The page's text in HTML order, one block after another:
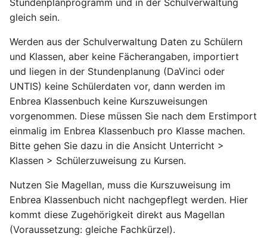
Schlüsselverzeichnisse
hinter Feldern
Tastaturkürzel
Personalisieren von
Zeugnisbemerkungen
Sorgeberechtigte und
Nebenschüler
Sortierung oder
Gruppierung
Berichte
Vor- und Nachname in
Berichten
Geblockte Veranstaltungen
aus DaVinci
Planwechsel in DaVinci
Berfistung von
Veranstaltungen in DaVinci
DaVinci
Oberstufe Daten zu den
Schülern werden in
DaVinci erfasst
Stundenplanprogramm und in der Schulverwaltung
gleich sein.
Werden aus der Schulverwaltung Daten zu Schülern
und Klassen, aber keine Fächerangaben, importiert
und liegen in der Stundenplanung (DaVinci oder
UNTIS) keine Schülerdaten vor, dann werden im
Enbrea Klassenbuch keine Kurszuweisungen
vorgenommen. Diese müssen Sie nach dem Erstimport
einmalig im Enbrea Klassenbuch pro Klasse machen.
Bitte gehen Sie dazu in die Ansicht Unterricht >
Klassen > Schülerzuweisung zu Kursen.
Nutzen Sie Magellan, muss die Kurszuweisung im
Enbrea Klassenbuch nicht nachgepflegt werden. Hier
kommt diese Zugehörigkeit direkt aus Magellan
(Voraussetzung: gleiche Fachkürzel).